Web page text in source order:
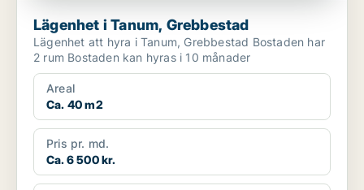
Lägenhet i Tanum, Grebbestad
Lägenhet att hyra i Tanum, Grebbestad Bostaden har
2 rum Bostaden kan hyras i 10 månader
Areal
Ca. 40 m2
Pris pr. md.
Ca. 6 500 kr.